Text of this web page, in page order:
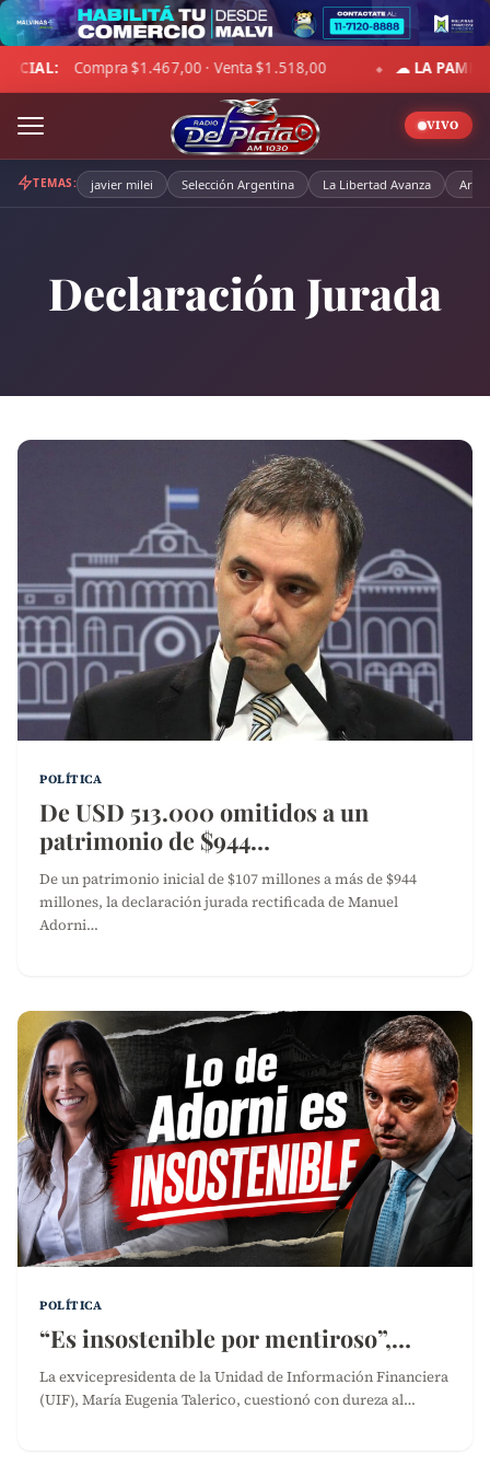
Skip
to
content☁ LA PAMPA: 4°C · Sensación 1°C · Cielo despejado · Viento 11
VIVO
TEMAS: javier milei Selección Argentina La Libertad Avanza
Declaración Jurada
POLÍTICA
De USD 513.000 omitidos a un
patrimonio de $944…
De un patrimonio inicial de $107 millones a más de $944
millones, la declaración jurada rectificada de Manuel
Adorni…
POLÍTICA
“Es insostenible por mentiroso”,…
La exvicepresidenta de la Unidad de Información Financiera
(UIF), María Eugenia Talerico, cuestionó con dureza al…